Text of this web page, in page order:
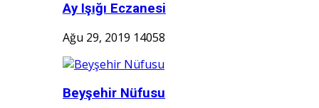
Ay Işığı Eczanesi
Ağu 29, 2019 14058
Beyşehir Nüfusu